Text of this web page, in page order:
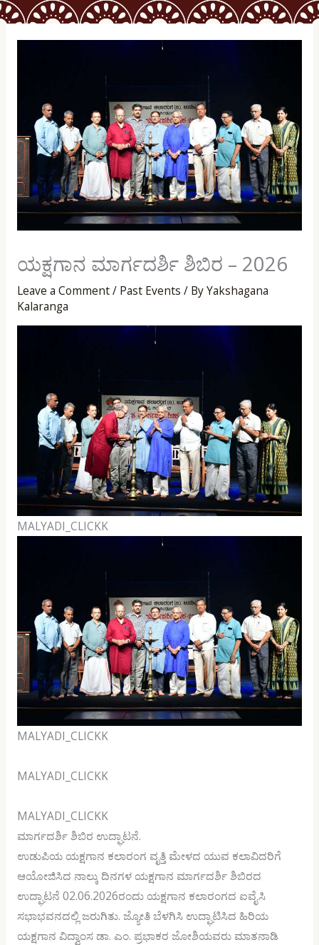
ಯಕ್ಷಗಾನ ಮಾರ್ಗದರ್ಶಿ ಶಿಬಿರ – 2026
Leave a Comment/ Past Events / ByYakshagana
Kalaranga
MALYADI_CLICKK
MALYADI_CLICKK
MALYADI_CLICKK
MALYADI_CLICKK
ಮಾರ್ಗದರ್ಶಿ ಶಿಬಿರ ಉದ್ಘಾಟನೆ.
ಉಡುಪಿಯ ಯಕ್ಷಗಾನ ಕಲಾರಂಗ ವೃತ್ತಿ ಮೇಳದ ಯುವ ಕಲಾವಿದರಿಗೆ
ಆಯೋಜಿಸಿದ ನಾಲ್ಕು ದಿನಗಳ ಯಕ್ಷಗಾನ ಮಾರ್ಗದರ್ಶಿ ಶಿಬಿರದ
ಉದ್ಘಾಟನೆ 02.06.2026ರಂದು ಯಕ್ಷಗಾನ ಕಲಾರಂಗದ ಐವೈಸಿ
ಸಭಾಭವನದಲ್ಲಿ ಜರುಗಿತು. ಜ್ಯೋತಿ ಬೆಳಗಿಸಿ ಉದ್ಘಾಟಿಸಿದ ಹಿರಿಯ
ಯಕ್ಷಗಾನ ವಿದ್ವಾಂಸ ಡಾ. ಎಂ. ಪ್ರಭಾಕರ ಜೋಶಿಯವರು ಮಾತನಾಡಿ